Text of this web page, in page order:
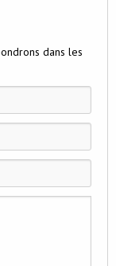
dans les